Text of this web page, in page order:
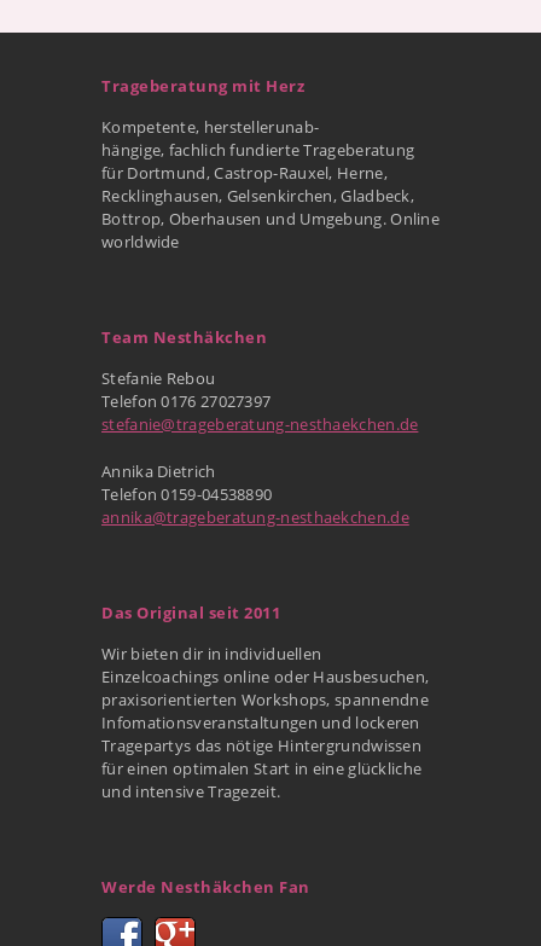
Trageberatung mit Herz
Kompetente, herstellerunab-
hängige, fachlich fundierte Trageberatung
für Dortmund, Castrop-Rauxel, Herne,
Recklinghausen, Gelsenkirchen, Gladbeck,
Bottrop, Oberhausen und Umgebung. Online
worldwide
Team Nesthäkchen
Stefanie Rebou
Telefon 0176 27027397
stefanie@trageberatung-nesthaekchen.de
Annika Dietrich
Telefon 0159-04538890
annika@trageberatung-nesthaekchen.de
Das Original seit 2011
Wir bieten dir in individuellen
Einzelcoachings online oder Hausbesuchen,
praxisorientierten Workshops, spannendne
Infomationsveranstaltungen und lockeren
Tragepartys das nötige Hintergrundwissen
für einen optimalen Start in eine glückliche
und intensive Tragezeit.
Werde Nesthäkchen Fan